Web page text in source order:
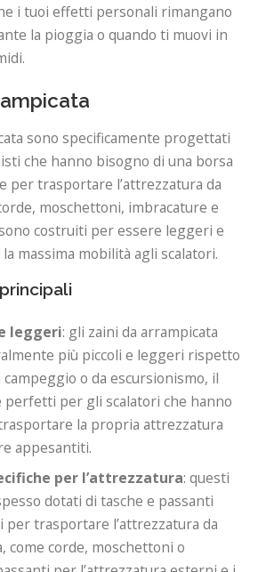
i tuoi effetti personali rimangano
la pioggia o quando ti muovi in
sono specificamente progettati
che hanno bisogno di una borsa
per trasportare l’attrezzatura da
moschettoni, imbracature e
costruiti per essere leggeri e
massima mobilità agli scalatori.
leggeri: gli zaini da arrampicata
più piccoli e leggeri rispetto
campeggio o da escursionismo, il
perfetti per gli scalatori che hanno
la propria attrezzatura
appesantiti.
per l’attrezzatura: questi
dotati di tasche e passanti
per trasportare l’attrezzatura da
come corde, moschettoni o